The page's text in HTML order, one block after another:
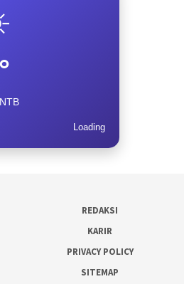
Loading
REDAKSI
KARIR
PRIVACY POLICY
SITEMAP